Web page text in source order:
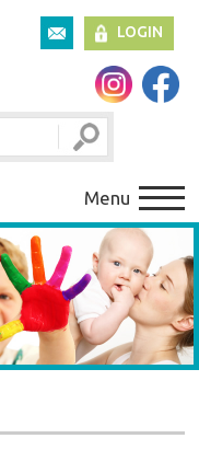
LOGIN
Menu